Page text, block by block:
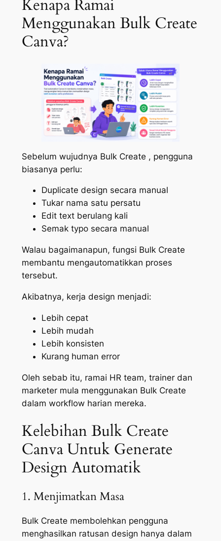
Kenapa Ramai
Menggunakan Bulk Create
Canva?
Sebelum wujudnya Bulk Create , pengguna
biasanya perlu:
Duplicate design secara manual
Tukar nama satu persatu
Edit text berulang kali
Semak typo secara manual
Walau bagaimanapun, fungsi Bulk Create
membantu mengautomatikkan proses
tersebut.
Akibatnya, kerja design menjadi:
Lebih cepat
Lebih mudah
Lebih konsisten
Kurang human error
Oleh sebab itu, ramai HR team, trainer dan
marketer mula menggunakan Bulk Create
dalam workflow harian mereka.
Kelebihan Bulk Create
Canva Untuk Generate
Design Automatik
1. Menjimatkan Masa
Bulk Create membolehkan pengguna
menghasilkan ratusan design hanya dalam